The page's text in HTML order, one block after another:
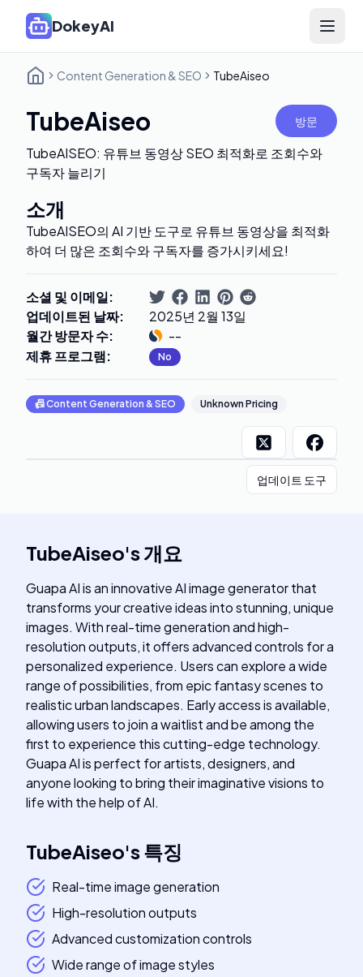
DokeyAI Open
Content Generation & SEO TubeAiseo
TubeAiseo 방문
TubeAISEO: 유튜브 동영상 SEO 최적화로 조회수와
구독자 늘리기
소개
TubeAISEO의 AI 기반 도구로 유튜브 동영상을 최적화
하여 더 많은 조회수와 구독자를 증가시키세요!
소셜 및 이메일:
업데이트된 날짜:
2025년 2월 13일
월간 방문자 수:
--
제휴 프로그램: No
📠Content Generation & SEO Unknown Pricing
업데이트 도구
TubeAiseo's개요
Guapa AI is an innovative AI image generator that
transforms your creative ideas into stunning, unique
images. With real-time generation and high-
resolution outputs, it offers advanced controls for a
personalized experience. Users can explore a wide
range of possibilities, from epic fantasy scenes to
realistic urban landscapes. Early access is available,
allowing users to join a waitlist and be among the
first to experience this cutting-edge technology.
Guapa AI is perfect for artists, designers, and
anyone looking to bring their imaginative visions to
life with the help of AI.
TubeAiseo's특징
Real-time image generation
High-resolution outputs
Advanced customization controls
Wide range of image styles